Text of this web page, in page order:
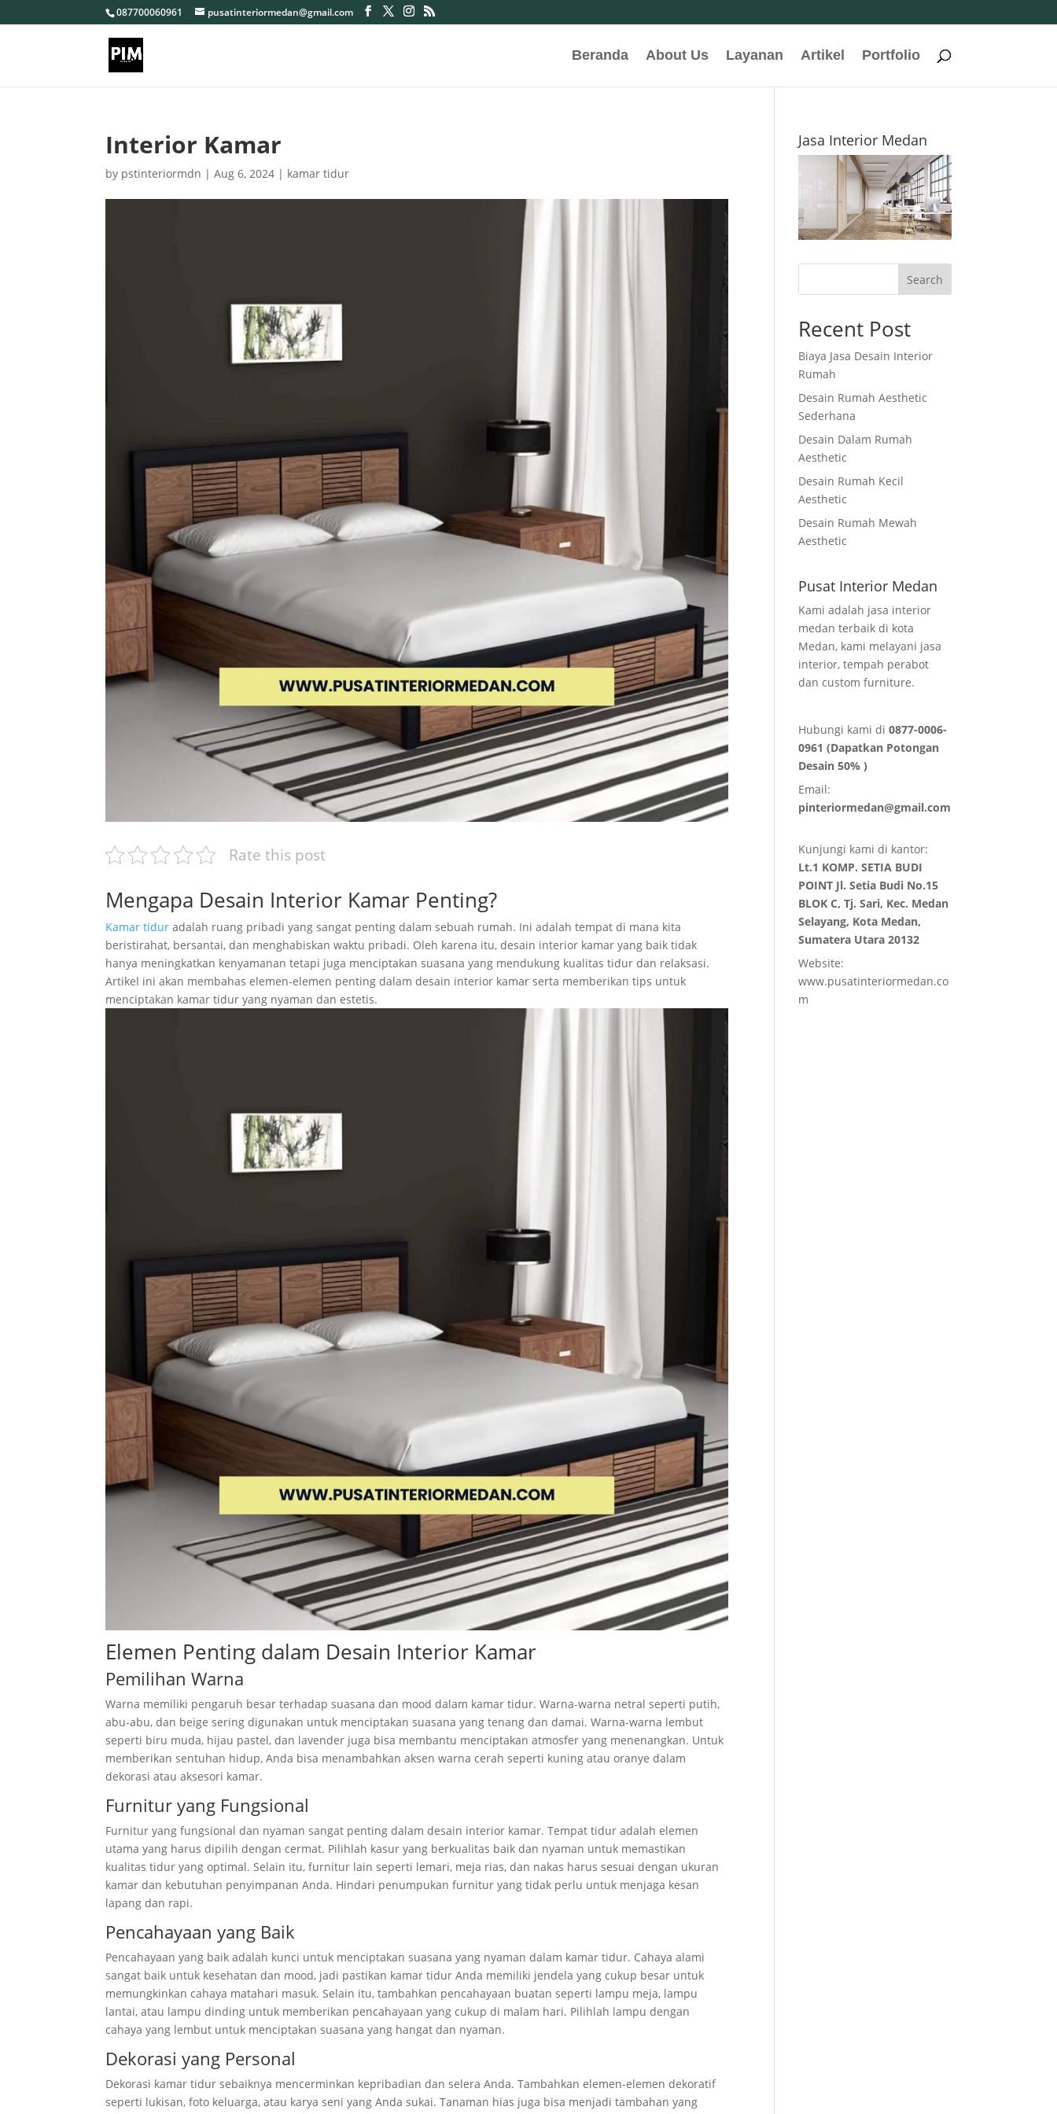
087700060961 pusatinteriormedan@gmail.com
Beranda About Us Layanan Artikel Portfolio
Interior Kamar
by pstinteriormdn |Aug 6, 2024 | kamar tidur
Rate this post
Mengapa Desain Interior Kamar Penting?
Kamar tidur adalah ruang pribadi yang sangat penting dalam sebuah rumah. Ini adalah tempat di mana kita
beristirahat, bersantai, dan menghabiskan waktu pribadi. Oleh karena itu, desain interior kamar yang baik tidak
hanya meningkatkan kenyamanan tetapi juga menciptakan suasana yang mendukung kualitas tidur dan relaksasi.
Artikel ini akan membahas elemen-elemen penting dalam desain interior kamar serta memberikan tips untuk
menciptakan kamar tidur yang nyaman dan estetis.
Elemen Penting dalam Desain Interior Kamar
Pemilihan Warna
Warna memiliki pengaruh besar terhadap suasana dan mood dalam kamar tidur. Warna-warna netral seperti putih,
abu-abu, dan beige sering digunakan untuk menciptakan suasana yang tenang dan damai. Warna-warna lembut
seperti biru muda, hijau pastel, dan lavender juga bisa membantu menciptakan atmosfer yang menenangkan. Untuk
memberikan sentuhan hidup, Anda bisa menambahkan aksen warna cerah seperti kuning atau oranye dalam
dekorasi atau aksesori kamar.
Furnitur yang Fungsional
Furnitur yang fungsional dan nyaman sangat penting dalam desain interior kamar. Tempat tidur adalah elemen
utama yang harus dipilih dengan cermat. Pilihlah kasur yang berkualitas baik dan nyaman untuk memastikan
kualitas tidur yang optimal. Selain itu, furnitur lain seperti lemari, meja rias, dan nakas harus sesuai dengan ukuran
kamar dan kebutuhan penyimpanan Anda. Hindari penumpukan furnitur yang tidak perlu untuk menjaga kesan
lapang dan rapi.
Pencahayaan yang Baik
Pencahayaan yang baik adalah kunci untuk menciptakan suasana yang nyaman dalam kamar tidur. Cahaya alami
sangat baik untuk kesehatan dan mood, jadi pastikan kamar tidur Anda memiliki jendela yang cukup besar untuk
memungkinkan cahaya matahari masuk. Selain itu, tambahkan pencahayaan buatan seperti lampu meja, lampu
lantai, atau lampu dinding untuk memberikan pencahayaan yang cukup di malam hari. Pilihlah lampu dengan
cahaya yang lembut untuk menciptakan suasana yang hangat dan nyaman.
Dekorasi yang Personal
Dekorasi kamar tidur sebaiknya mencerminkan kepribadian dan selera Anda. Tambahkan elemen-elemen dekoratif
seperti lukisan, foto keluarga, atau karya seni yang Anda sukai. Tanaman hias juga bisa menjadi tambahan yang
Jasa Interior Medan
Search
Recent Post
Biaya Jasa Desain Interior
Rumah
Desain Rumah Aesthetic
Sederhana
Desain Dalam Rumah
Aesthetic
Desain Rumah Kecil
Aesthetic
Desain Rumah Mewah
Aesthetic
Pusat Interior Medan
Kami adalah jasa interior
medan terbaik di kota
Medan, kami melayani jasa
interior, tempah perabot
dan custom furniture.
Hubungi kami di0877-0006-
0961 (Dapatkan Potongan
Desain 50% )
Email:
pinteriormedan@gmail.com
Kunjungi kami di kantor:
Lt.1 KOMP. SETIA BUDI
POINT Jl. Setia Budi No.15
BLOK C, Tj. Sari, Kec. Medan
Selayang, Kota Medan,
Sumatera Utara 20132
Website:
www.pusatinteriormedan.co
m